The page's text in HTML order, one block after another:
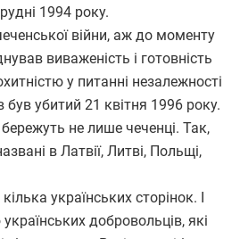
1994 року.
війни, аж до моменту
виваженість і готовність
у питанні незалежності
убитий 21 квітня 1996 року.
не лише чеченці. Так,
в Латвії, Литві, Польщі,
українських сторінок. І
добровольців, які